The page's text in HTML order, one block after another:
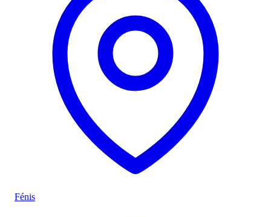
Fénis